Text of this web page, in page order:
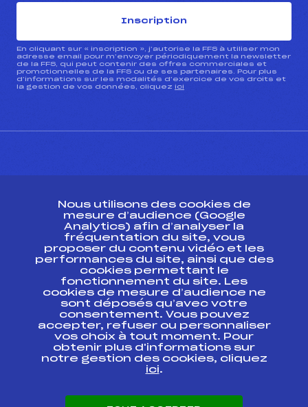
Inscription
En cliquant sur « inscription », j’autorise la FFS à utiliser mon
adresse email pour m’envoyer périodiquement la newsletter
de la FFS, qui peut contenir des offres commerciales et
promotionnelles de la FFS ou de ses partenaires. Pour plus
d’informations sur les modalités d’exercice de vos droits et
la gestion de vos données, cliquez ici
ESPACE PRESSE
Ressources
Pass’Neige
Projet sportif fédéral
Projet de performance fédéral
Antidopage
Pôle Développement, Formation, Suivi
Scientifique
Listes ministérielles
Pôle vie de l’athlète
Nous utilisons des cookies de
mesure d’audience (Google
Analytics) afin d’analyser la
fréquentation du site, vous
proposer du contenu vidéo et les
performances du site, ainsi que des
cookies permettant le
fonctionnement du site. Les
cookies de mesure d’audience ne
sont déposés qu’avec votre
consentement. Vous pouvez
accepter, refuser ou personnaliser
vos choix à tout moment. Pour
obtenir plus d'informations sur
notre gestion des cookies, cliquez
ici.